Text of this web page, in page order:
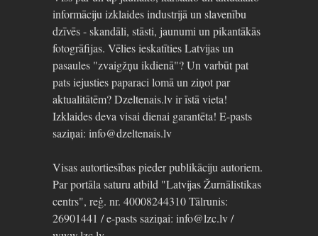
informāciju izklaides industrijā un slavenību
dzīvēs - skandāli, stāsti, jaunumi un pikantākās
fotogrāfijas. Vēlies ieskatīties Latvijas un
pasaules "zvaigžņu ikdienā"? Un varbūt pat
pats iejusties paparaci lomā un ziņot par
aktualitātēm? Dzeltenais.lv ir īstā vieta!
Izklaides deva visai dienai garantēta! E-pasts
saziņai: info@dzeltenais.lv
Visas autortiesības pieder publikāciju autoriem.
Par portāla saturu atbild "Latvijas Žurnālistikas
centrs", reģ. nr. 40008244310 Tālrunis:
26901441 / e-pasts saziņai: info@lzc.lv /